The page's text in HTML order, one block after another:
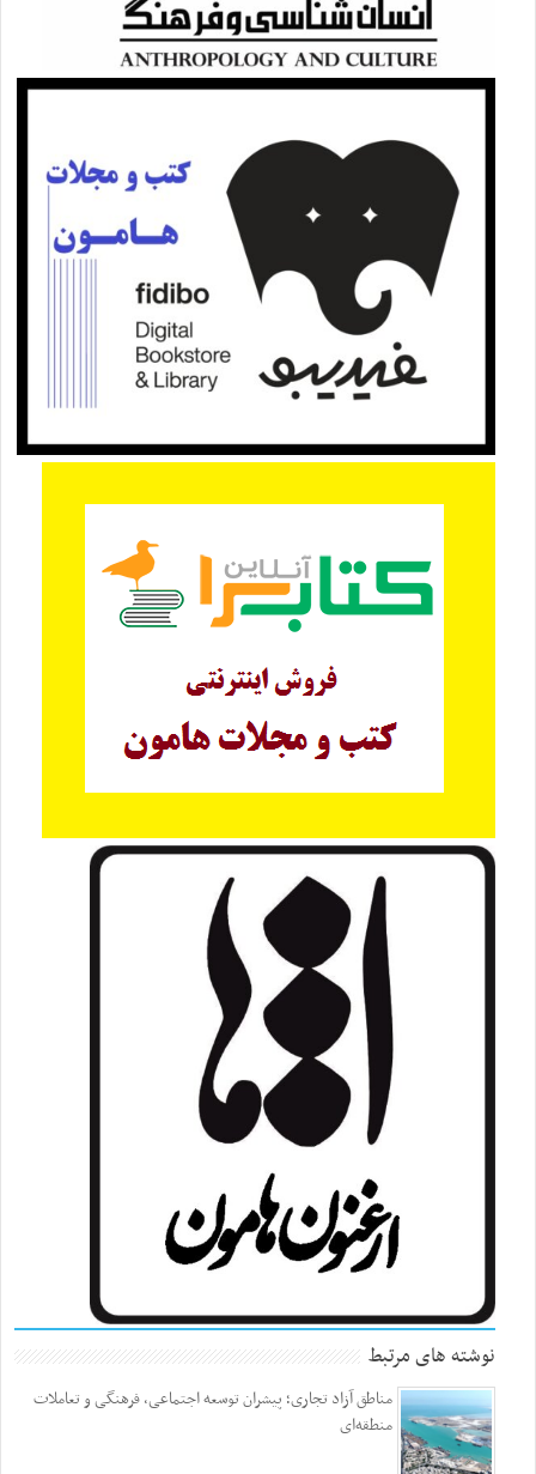
نوشته های مرتبط
مناطق آزاد تجاری؛ پیشران توسعه اجتماعی، فرهنگی و تعاملات
منطقه‌ای